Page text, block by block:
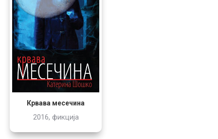
Крвава месечина
2016, фикција